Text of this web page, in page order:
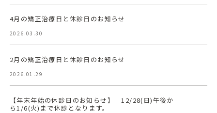
4月の矯正治療日と休診日のお知らせ
2026.03.30
2月の矯正治療日と休診日のお知らせ
2026.01.29
【年末年始の休診日のお知らせ】 12/28(日)午後か
ら1/6(火)まで休診となります。